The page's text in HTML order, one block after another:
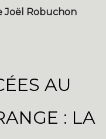
Joël Robuchon
AU
: LA